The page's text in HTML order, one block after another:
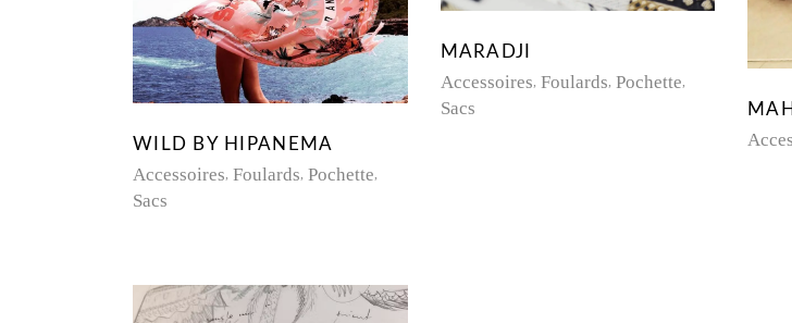
WILD BY HIPANEMA
Accessoires Foulards Pochette
Sacs
MARADJI
Accessoires Foulards Pochette
Sacs